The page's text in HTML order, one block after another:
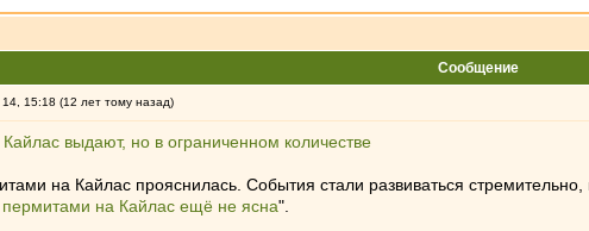
Сообщение
15:18 (12 лет тому назад)
выдают, но в ограниченном количестве
на Кайлас прояснилась. События стали развиваться
пермитами на Кайлас ещё не ясна".